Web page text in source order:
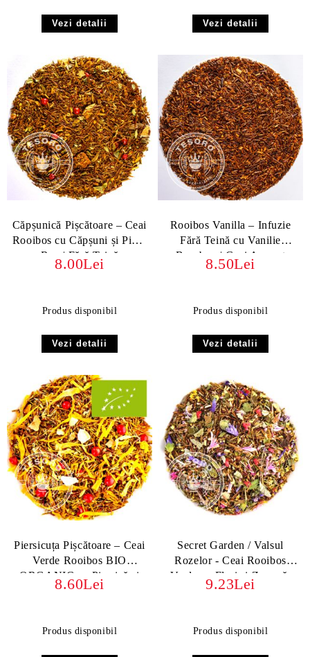
Vezi detalii Vezi detalii
Căpșunică Pișcătoare – Ceai
Rooibos cu Căpșuni și Piper
Roz | Fără Teină
8.00Lei
Produs disponibil
Vezi detalii
Rooibos Vanilla – Infuzie
Fără Teină cu Vanilie
Bourbon | Ceai Aromat
8.50Lei
Produs disponibil
Vezi detalii
Piersicuța Pișcătoare – Ceai
Verde Rooibos BIO
ORGANIC cu Piersică și
Piper Roz
8.60Lei
Produs disponibil
Secret Garden / Valsul
Rozelor - Ceai Rooibos
Verde cu Flori și Zmeură,
fără teină
9.23Lei
Produs disponibil